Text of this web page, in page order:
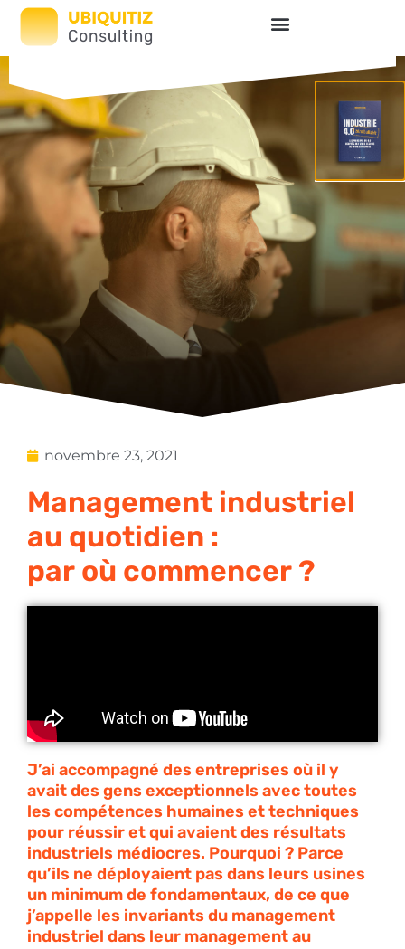
novembre 23, 2021
Management industriel
au quotidien :
par où commencer ?
J’ai accompagné des entreprises où il y
avait des gens exceptionnels avec toutes
les compétences humaines et techniques
pour réussir et qui avaient des résultats
industriels médiocres. Pourquoi ? Parce
qu’ils ne déployaient pas dans leurs usines
un minimum de fondamentaux, de ce que
j’appelle les invariants du management
industriel dans leur management au